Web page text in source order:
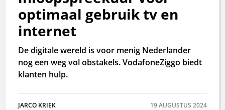
optimaal gebruik tv en
internet
De digitale wereld is voor menig Nederlander
nog een weg vol obstakels. VodafoneZiggo biedt
klanten hulp.
JARCO KRIEK
19 AUGUSTUS 2024